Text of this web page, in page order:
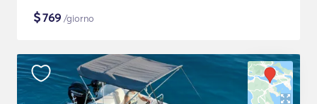
$769 /giorno